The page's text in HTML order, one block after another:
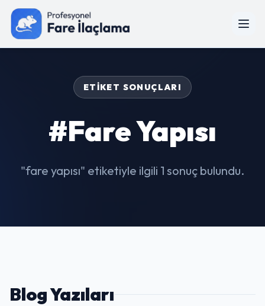
ETIKET SONUÇLARI
#fare Yapısı
"fare yapısı" etiketiyle ilgili 1 sonuç bulundu.
Blog Yazıları